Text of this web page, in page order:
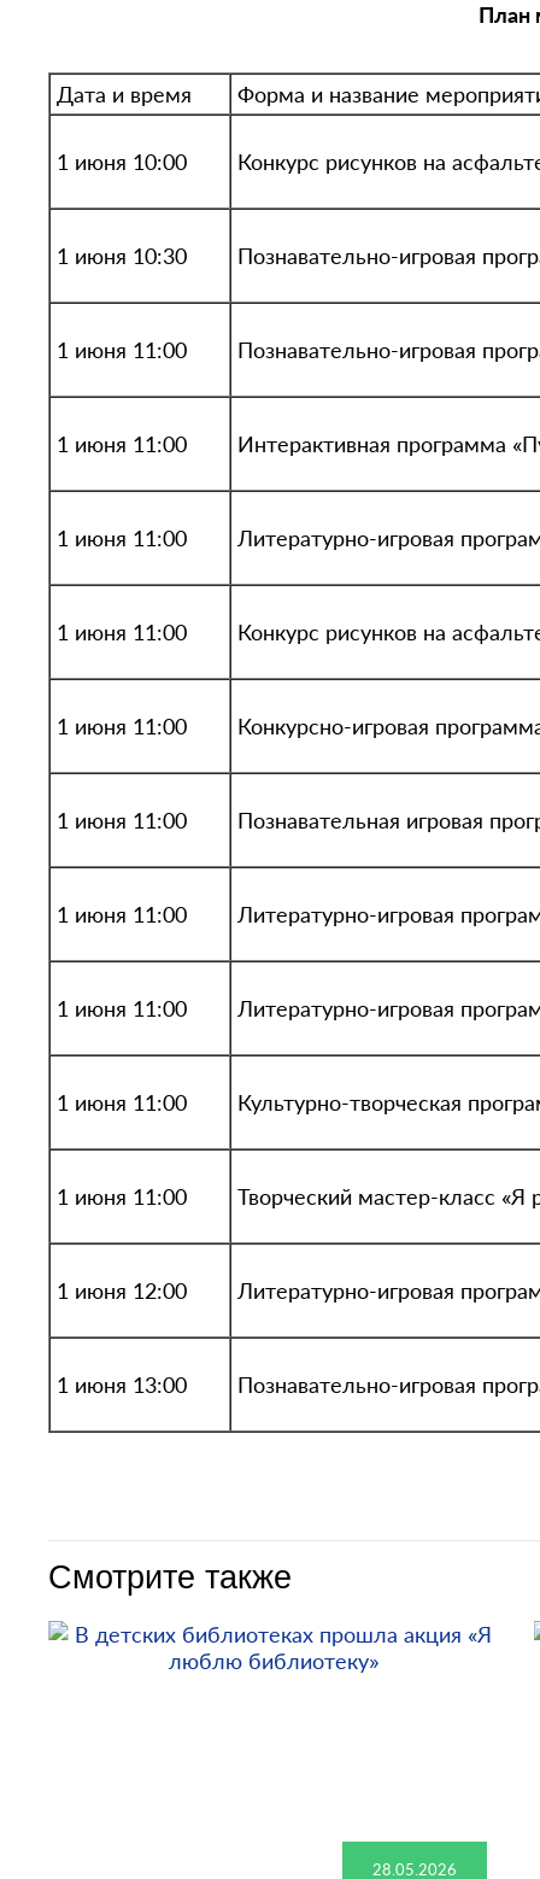
План
Дата и время Форма и название
1 июня 10:00 Конкурс рисунков на
1 июня 10:30 Познавательно-игровая
1 июня 11:00 Познавательно-игровая
1 июня 11:00 Интерактивная программа
1 июня 11:00 Литературно-игровая
1 июня 11:00 Конкурс рисунков на
1 июня 11:00 Конкурсно-игровая
1 июня 11:00 Познавательная игровая
1 июня 11:00 Литературно-игровая
1 июня 11:00 Литературно-игровая
1 июня 11:00 Культурно-творческая
1 июня 11:00 Творческий мастер-класс «Я
1 июня 12:00 Литературно-игровая
1 июня 13:00 Познавательно-игровая
Смотрите также
28.05.2026